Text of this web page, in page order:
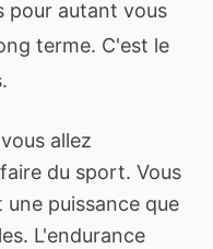
pour autant vous
terme. C'est le
allez
du sport. Vous
puissance que
L'endurance